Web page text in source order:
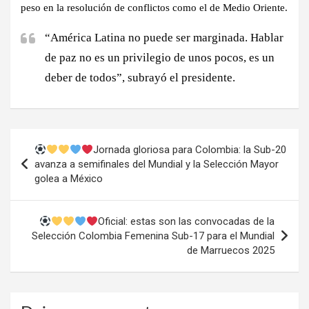
peso en la resolución de conflictos como el de Medio Oriente.
“América Latina no puede ser marginada. Hablar
de paz no es un privilegio de unos pocos, es un
deber de todos”, subrayó el presidente.
de
entradas
Jornada gloriosa para Colombia: la Sub-20
avanza a semifinales del Mundial y la Selección Mayor
golea a México
Oficial: estas son las convocadas de la
Selección Colombia Femenina Sub-17 para el Mundial
de Marruecos 2025